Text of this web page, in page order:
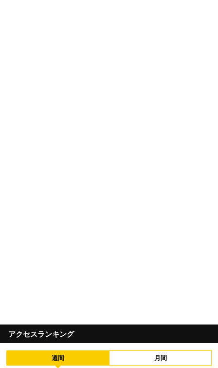
アクセスランキング
週間 月間